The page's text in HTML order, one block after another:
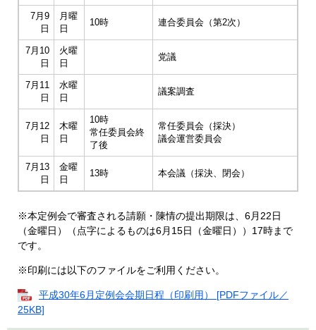
7月9
日
月曜
日
10時 連合委員会（第2次）
7月10
日
火曜
日
党議
7月11
日
水曜
日
議案調査
7月12
日
木曜
日
10時
常任委員会終
了後
常任委員会（採決）
議会運営委員会
7月13
日
金曜
日
13時 本会議（採決、閉会）
※本定例会で審査される請願・陳情の提出期限は、6月22日
（金曜日）（点字によるものは6月15日（金曜日））17時まで
です。
※印刷には以下のファイルをご利用ください。
平成30年6月定例会会期日程（印刷用） [PDFファイル／
25KB]